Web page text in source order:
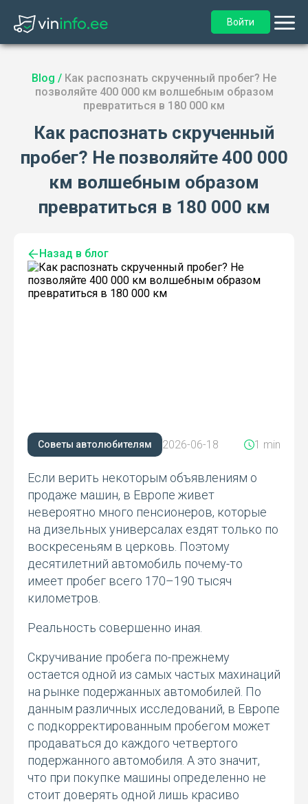
Войти
Blog / Как распознать скрученный пробег? Не
позволяйте 400 000 км волшебным образом
превратиться в 180 000 км
Как распознать скрученный
пробег? Не позволяйте 400 000
км волшебным образом
превратиться в 180 000 км
Назад в блог
Советы автолюбителям 2026-06-18 1 min
Если верить некоторым объявлениям о
продаже машин, в Европе живет
невероятно много пенсионеров, которые
на дизельных универсалах ездят только по
воскресеньям в церковь. Поэтому
десятилетний автомобиль почему-то
имеет пробег всего 170–190 тысяч
километров.
Реальность совершенно иная.
Скручивание пробега по-прежнему
остается одной из самых частых махинаций
на рынке подержанных автомобилей. По
данным различных исследований, в Европе
с подкорректированным пробегом может
продаваться до каждого четвертого
подержанного автомобиля. А это значит,
что при покупке машины определенно не
стоит доверять одной лишь красиво